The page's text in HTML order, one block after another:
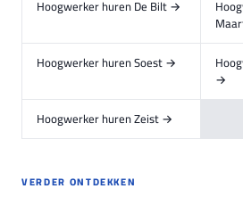
Hoogwerker huren De Bilt →
Hoogwerker huren Soest →
→
Hoogwerker huren Zeist →
VERDER ONTDEKKEN